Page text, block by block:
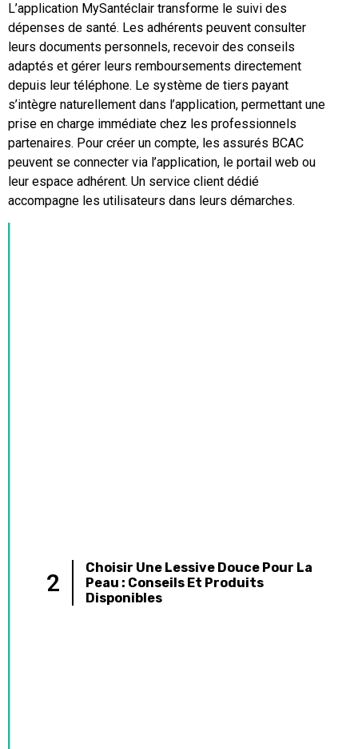
L’application MySantéclair transforme le suivi des
dépenses de santé. Les adhérents peuvent consulter
leurs documents personnels, recevoir des conseils
adaptés et gérer leurs remboursements directement
depuis leur téléphone. Le système de tiers payant
s’intègre naturellement dans l’application, permettant une
prise en charge immédiate chez les professionnels
partenaires. Pour créer un compte, les assurés BCAC
peuvent se connecter via l’application, le portail web ou
leur espace adhérent. Un service client dédié
accompagne les utilisateurs dans leurs démarches.
2
Choisir Une Lessive Douce Pour La
Peau : Conseils Et Produits
Disponibles